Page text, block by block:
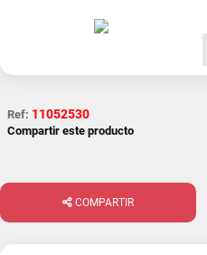
Ref: 11052530
Compartir este producto
COMPARTIR